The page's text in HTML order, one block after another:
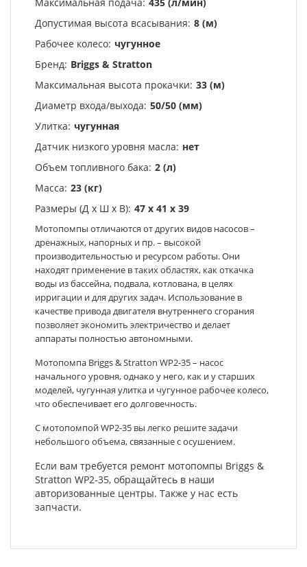
Допустимая высота всасывания: 8 (м)
Рабочее колесо: чугунное
Бренд: Briggs & Stratton
Максимальная высота прокачки: 33 (м)
Диаметр входа/выхода: 50/50 (мм)
Улитка: чугунная
Датчик низкого уровня масла: нет
Объем топливного бака: 2 (л)
Масса: 23 (кг)
Размеры (Д х Ш х В): 47 х 41 х 39
Мотопомпы отличаются от других видов насосов –
дренажных, напорных и пр. – высокой
производительностью и ресурсом работы. Они
находят применение в таких областях, как откачка
воды из бассейна, подвала, котлована, в целях
ирригации и для других задач. Использование в
качестве привода двигателя внутреннего сгорания
позволяет экономить электричество и делает
аппараты полностью автономными.
Мотопомпа Briggs & Stratton WP2-35 – насос
начального уровня, однако у него, как и у старших
моделей, чугунная улитка и чугунное рабочее колесо,
что обеспечивает его долговечность.
С мотопомпой WP2-35 вы легко решите задачи
небольшого объема, связанные с осушением.
Если вам требуется ремонт мотопомпы Briggs &
Stratton WP2-35, обращайтесь в наши
авторизованные центры. Также у нас есть
запчасти.